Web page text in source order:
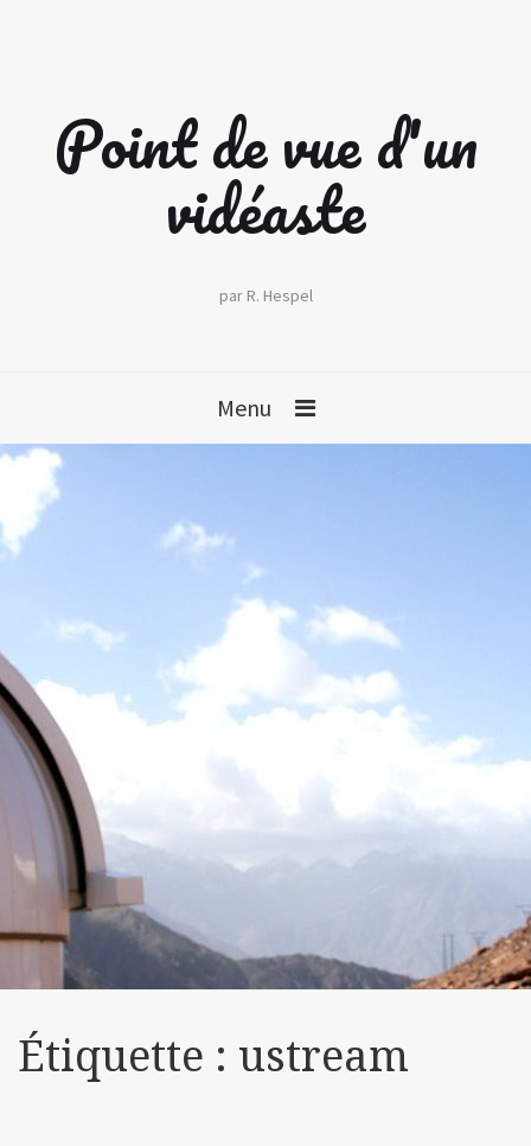
Point de vue d'un
vidéaste
par R. Hespel
Menu
Étiquette : ustream